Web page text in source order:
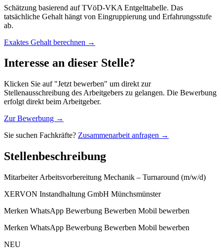
Schätzung basierend auf TVöD-VKA Entgelttabelle. Das
tatsächliche Gehalt hängt von Eingruppierung und Erfahrungsstufe
ab.
Exaktes Gehalt berechnen →
Interesse an dieser Stelle?
Klicken Sie auf "Jetzt bewerben" um direkt zur
Stellenausschreibung des Arbeitgebers zu gelangen. Die Bewerbung
erfolgt direkt beim Arbeitgeber.
Zur Bewerbung →
Sie suchen Fachkräfte? Zusammenarbeit anfragen →
Stellenbeschreibung
Mitarbeiter Arbeitsvorbereitung Mechanik – Turnaround (m/w/d)
XERVON Instandhaltung GmbH Münchsmünster
Merken WhatsApp Bewerbung Bewerben Mobil bewerben
Merken WhatsApp Bewerbung Bewerben Mobil bewerben
NEU